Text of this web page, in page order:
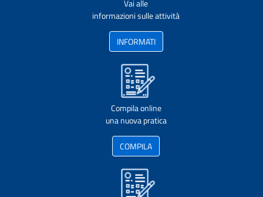
Vai alle
informazioni sulle attività
INFORMATI
Compila online
una nuova pratica
COMPILA